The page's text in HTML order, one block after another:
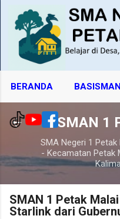
BERANDA BASISMAN
SMAN 1
SMA Negeri 1
- Kecamatan Petak
SMAN 1 Petak
Starlink dari